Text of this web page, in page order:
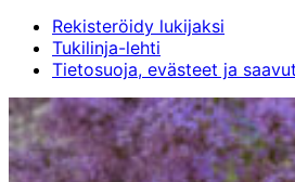
Rekisteröidy lukijaksi
Tukilinja-lehti
Tietosuoja, evästeet ja